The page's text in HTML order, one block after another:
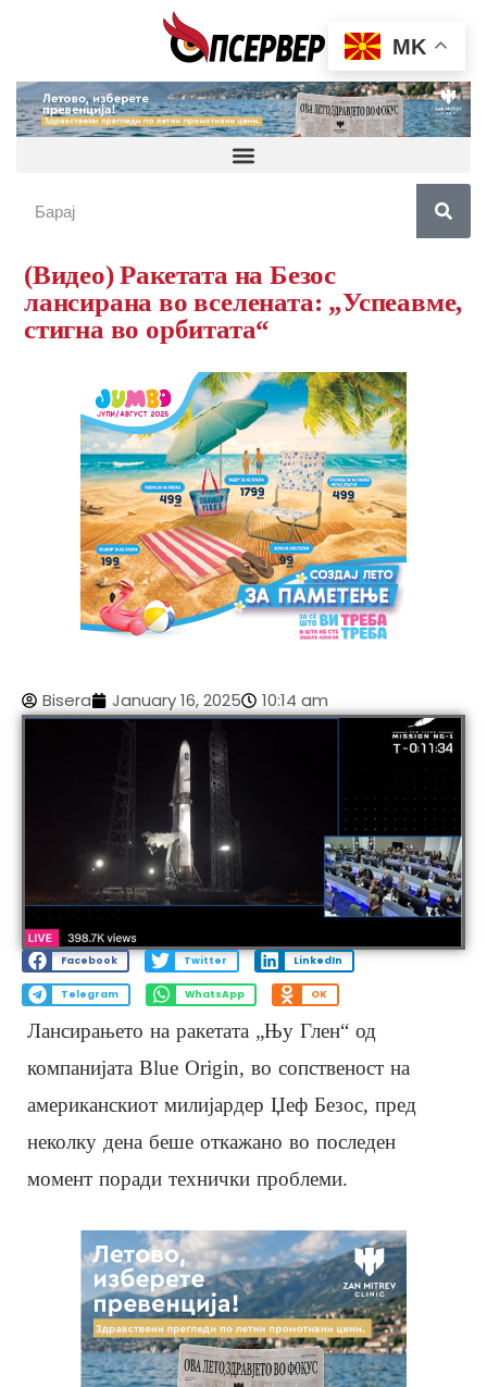
(Видео) Ракетата на Безос
лансирана во вселената: „Успеавме,
стигна во орбитата“
Bisera January 16, 2025 10:14 am
Facebook Twitter LinkedIn
Telegram WhatsApp OK
Лансирањето на ракетата „Њу Глен“ од
компанијата Blue Origin, во сопственост на
американскиот милијардер Џеф Безос, пред
неколку дена беше откажано во последен
момент поради технички проблеми.
MK